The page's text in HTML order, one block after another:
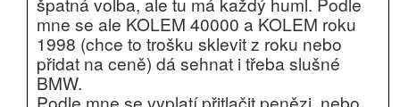
mne se ale KOLEM 40000 a KOLEM roku
1998 (chce to trošku sklevit z roku nebo
přidat na ceně) dá sehnat i třeba slušné
BMW.
Podle mne se vyplatí přitlačit penězi, nebo